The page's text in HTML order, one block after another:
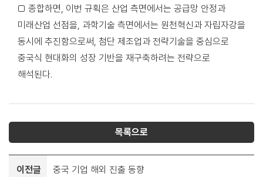
□ 종합하면, 이번 규획은 산업 측면에서는 공급망 안정과
미래산업 선점을, 과학기술 측면에서는 원천혁신과 자립자강을
동시에 추진함으로써, 첨단 제조업과 전략기술을 중심으로
중국식 현대화의 성장 기반을 재구축하려는 전략으로
해석된다.
목록으로
이전글 중국 기업 해외 진출 동향